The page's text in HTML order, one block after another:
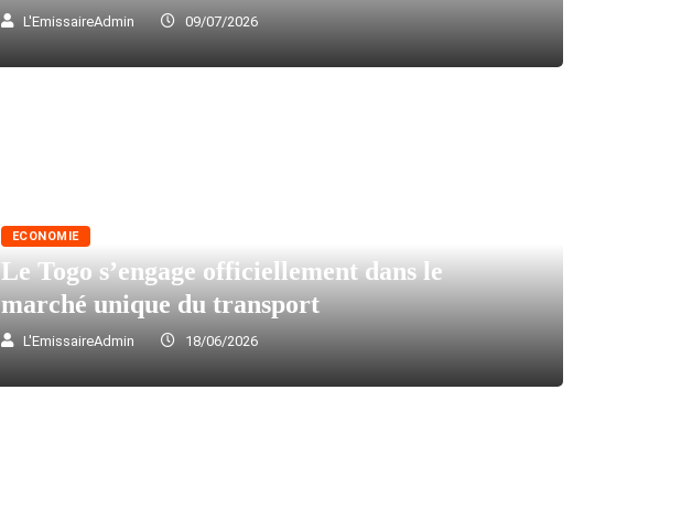
L'EmissaireAdmin 09/07/2026
ECONOMIE
Le Togo s’engage officiellement dans le
marché unique du transport
L'EmissaireAdmin 18/06/2026